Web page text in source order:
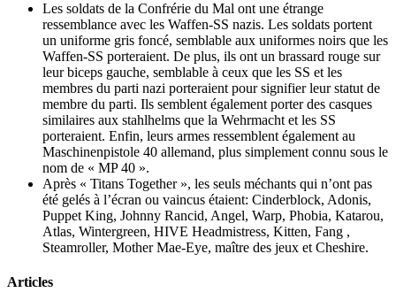
Les soldats de la Confrérie du Mal ont une étrange
ressemblance avec les Waffen-SS nazis. Les soldats portent
un uniforme gris foncé, semblable aux uniformes noirs que les
Waffen-SS porteraient. De plus, ils ont un brassard rouge sur
leur biceps gauche, semblable à ceux que les SS et les
membres du parti nazi porteraient pour signifier leur statut de
membre du parti. Ils semblent également porter des casques
similaires aux stahlhelms que la Wehrmacht et les SS
porteraient. Enfin, leurs armes ressemblent également au
Maschinenpistole 40 allemand, plus simplement connu sous le
nom de « MP 40 ».
Après « Titans Together », les seuls méchants qui n’ont pas
été gelés à l’écran ou vaincus étaient: Cinderblock, Adonis,
Puppet King, Johnny Rancid, Angel, Warp, Phobia, Katarou,
Atlas, Wintergreen, HIVE Headmistress, Kitten, Fang ,
Steamroller, Mother Mae-Eye, maître des jeux et Cheshire.
Articles